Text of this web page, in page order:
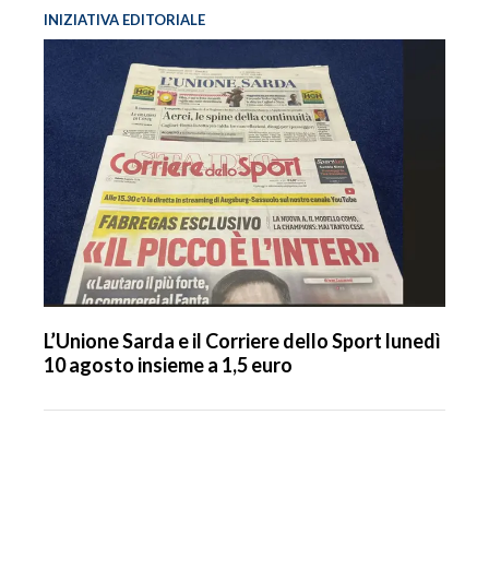
INIZIATIVA EDITORIALE
L’Unione Sarda e il Corriere dello Sport lunedì
10 agosto insieme a 1,5 euro